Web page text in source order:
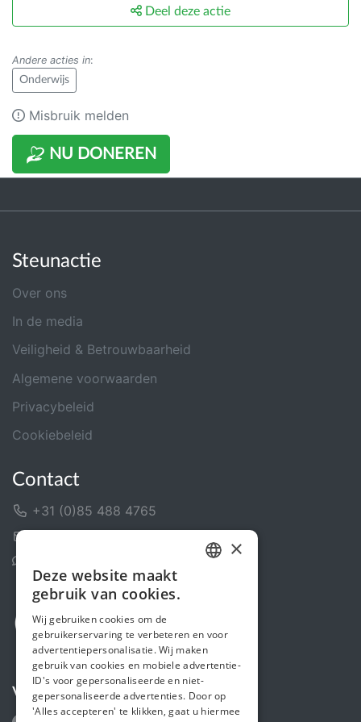
NU DONEREN
Deel deze actie
Andere acties in:
Onderwijs
Misbruik melden
Steunactie
Over ons
In de media
Veiligheid & Betrouwbaarheid
Algemene voorwaarden
Privacybeleid
Cookiebeleid
Contact
+31 (0)85 488 4765
Volg ons
ENGLISH
×
Deze website maakt
gebruik van cookies.
Wij gebruiken cookies om de
gebruikerservaring te verbeteren en voor
advertentiepersonalisatie. Wij maken
gebruik van cookies en mobiele advertentie-
ID's voor gepersonaliseerde en niet-
gepersonaliseerde advertenties. Door op
'Alles accepteren' te klikken, gaat u hiermee